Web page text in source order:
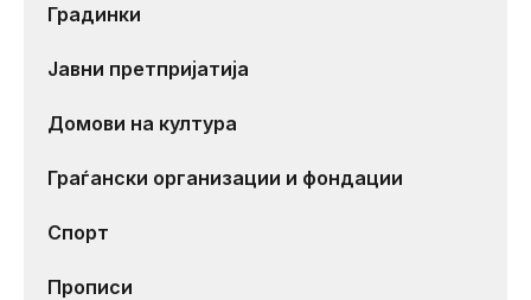
Градинки
Јавни претпријатија
Домови на култура
Граѓански организации и фондации
Спорт
Прописи